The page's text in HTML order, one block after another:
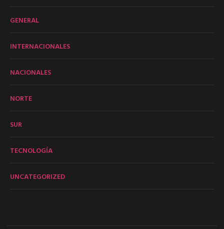
GENERAL
INTERNACIONALES
NACIONALES
NORTE
SUR
TECNOLOGÍA
UNCATEGORIZED